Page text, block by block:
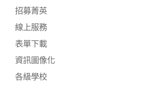
招募菁英
線上服務
表單下載
資訊圖像化
各級學校